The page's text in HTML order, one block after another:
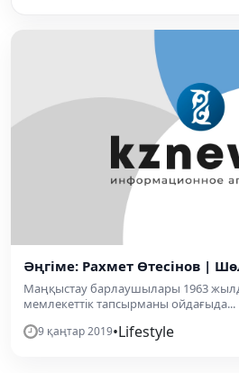
Әңгіме: Рахмет Өтесінов |
Маңқыстау барлаушылары 1963
мемлекеттік тапсырманы ойдағыда...
9 қаңтар 2019•Lifestyle